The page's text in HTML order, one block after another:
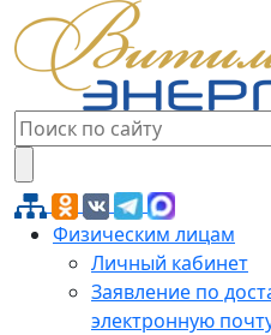
Физическим лицам
Личный кабинет
Заявление по
электронную